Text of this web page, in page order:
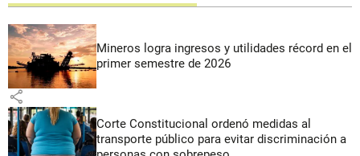
Mineros logra ingresos y utilidades récord en el
primer semestre de 2026
share
Corte Constitucional ordenó medidas al
transporte público para evitar discriminación a